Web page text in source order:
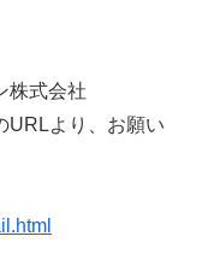
株式会社
URLより、お願い